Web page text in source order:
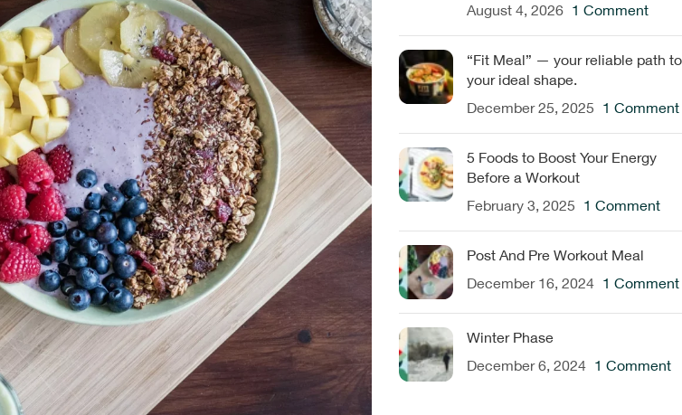
August 4, 2026 1 Comment
“Fit Meal” — your reliable path to
your ideal shape.
December 25, 2025 1 Comment
5 Foods to Boost Your Energy
Before a Workout
February 3, 2025 1 Comment
Post And Pre Workout Meal
December 16, 2024 1 Comment
Winter Phase
December 6, 2024 1 Comment